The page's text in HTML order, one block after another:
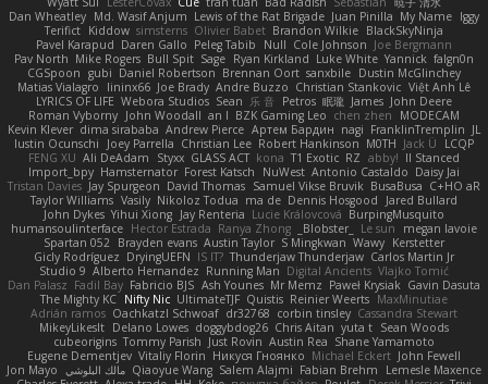
Dan Wheatley Md. Wasif Anjum Lewis of the Rat Brigade Juan Pinilla My Name Iggy
Terifict Kiddow simsterns Olivier Babet Brandon Wilkie BlackSkyNinja
Pavel Karapud Daren Gallo Peleg Tabib Null Cole Johnson Joe Bergmann
Pav North Mike Rogers Bull Spit Sage Ryan Kirkland Luke White Yannick falgn0n
CGSpoon gubi Daniel Robertson Brennan Oort sanxbile Dustin McGlinchey
Matias Vialagro
lininx66 Joe Brady Andre Buzzo Christian Stankovic Việt Anh Lê
LYRICS OF LIFE Webora Studios Sean 乐 音 Petros 眠瓏 James John Deere
Roman Vyborny John Woodall an l BZK Gaming Leo chen zhen
MODECAM
Kevin Klever dima sirababa Andrew Pierce Артем Бардин nagi FranklinTremplin JL
Iustin Ocunschi
Joey Parrella Christian Lee Robert Hankinson M0TH Jack Ü
LCQP
FENG XU Ali DeAdam Styxx GLASS ACT kona T1 Exotic RZ abby! ll Stanced
Import_bpy Hamsternator Forest Katsch NuWest Antonio Castaldo Daisy Jai
Tristan Davies Jay Spurgeon David Thomas Samuel Vikse Bruvik BusaBusa C+HO aR
Taylor Williams Vasily Nikoloz Todua ma de Dennis Hosgood
Jared Bullard
John Dykes Yihui Xiong Jay Renteria Lucie Královcová BurpingMusquito
humansoulinterface Hector Estrada Ranya Zhong _Blobster_ Le sun
megan lavoie
Spartan 052 Brayden evans Austin Taylor S Mingkwan Wawy Kerstetter
Gicly Rodríguez DryingUEFN IS IT? Thunderjaw Thunderjaw Carlos Martin Jr
Studio 9 Alberto Hernandez Running Man Digital Ancients Vlajko Tomić
Dan Palasz Fadil Bay Fabricio BJS Ash Younes Mr Memz Paweł Krysiak Gavin Dasuta
The Mighty KC Nifty Nic UltimateTJF Quistis Reinier Weerts MaxMinutiae
Adrián ramos Oachkatzl Schwoaf dr32768 corbin tinsley Cassandra Stewart
MikeyLikesIt Delano Lowes doggybdog26 Chris Aitan yuta t Sean Woods
cubeorigins Tommy Parish Just Rovin Austin Rea Shane Yamamoto
Eugene Dementjev Vitaliy Florin Никуся Гноянко Michael Eckert John Fewell
Jon Mayo مالك البلوشي Qiaoyue Wang Salem Alajmi Fabian Brehm
Lemesle Maxence